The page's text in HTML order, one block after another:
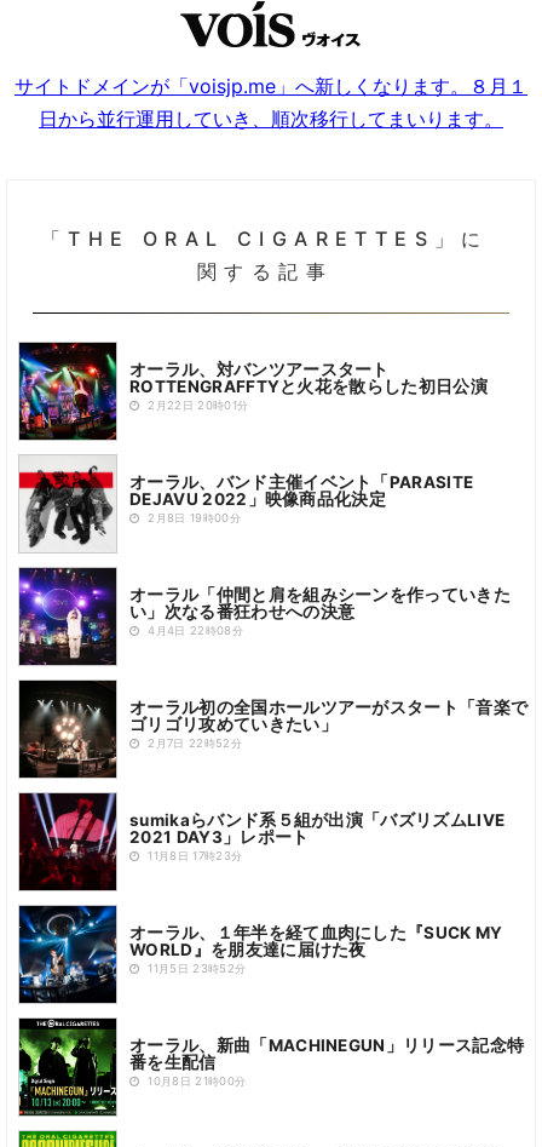
サイトドメインが「voisjp.me」へ新しくなります。８月１
日から並行運用していき、順次移行してまいります。
「THE ORAL CIGARETTES」に
関する記事
オーラル、対バンツアースタート
ROTTENGRAFFTYと火花を散らした初日公演
2月22日 20時01分
オーラル、バンド主催イベント「PARASITE
DEJAVU 2022」映像商品化決定
2月8日 19時00分
オーラル「仲間と肩を組みシーンを作っていきた
い」次なる番狂わせへの決意
4月4日 22時08分
オーラル初の全国ホールツアーがスタート「音楽で
ゴリゴリ攻めていきたい」
2月7日 22時52分
sumikaらバンド系５組が出演「バズリズムLIVE
2021 DAY3」レポート
11月8日 17時23分
オーラル、１年半を経て血肉にした『SUCK MY
WORLD』を朋友達に届けた夜
11月5日 23時52分
オーラル、新曲「MACHINEGUN」リリース記念特
番を生配信
10月8日 21時00分